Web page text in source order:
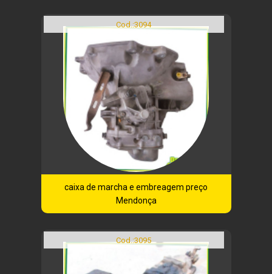
Cod.:3094
caixa de marcha e embreagem preço
Mendonça
Cod.:3095